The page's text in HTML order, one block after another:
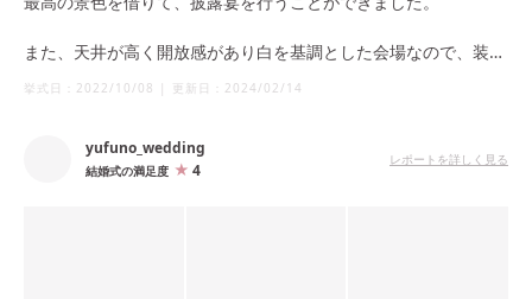
また、天井が高く開放感があり白を基調とした会場なので、装花
挙式日： 2022/10/08 | 更新日： 2024/02/14
yufuno_wedding
結婚式の満足度 4
レポートを詳しく見る